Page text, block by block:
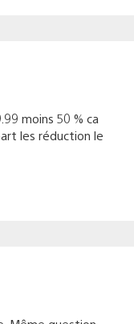
moins 50 % ca
les réduction le